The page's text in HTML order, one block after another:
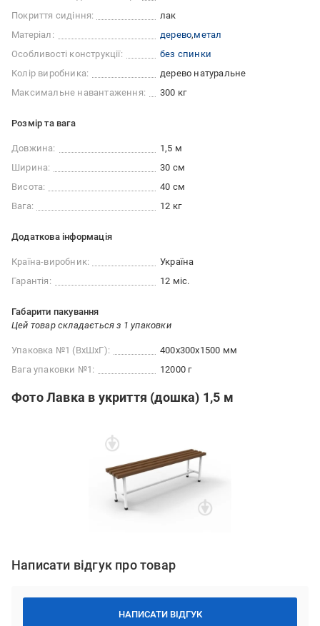
Покриття сидіння:
лак
Матеріал:
дерево метал
Особливості конструкції:
без спинки
Колір виробника:
дерево натуральне
Максимальне навантаження:
300 кг
Розмір та вага
Довжина:
1,5 м
Ширина:
30 см
Висота:
40 см
Вага:
12 кг
Додаткова інформація
Країна-виробник:
Україна
Гарантія:
12 міс.
Габарити пакування
Цей товар складається з 1 упаковки
Упаковка №1 (ВхШхГ):
400x300x1500 мм
Вага упаковки №1:
12000 г
Фото Лавка в укриття (дошка) 1,5 м
Написати відгук про товар
НАПИСАТИ ВІДГУК